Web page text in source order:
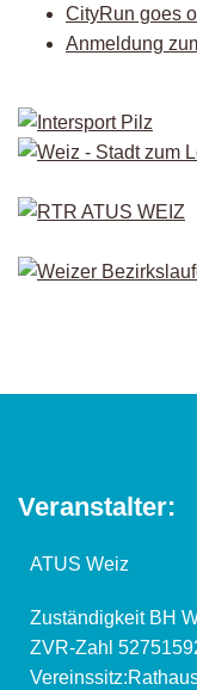
CityRun goes
Anmeldung
Veranstalter:
ATUS Weiz
Zuständigkeit BH
ZVR-Zahl